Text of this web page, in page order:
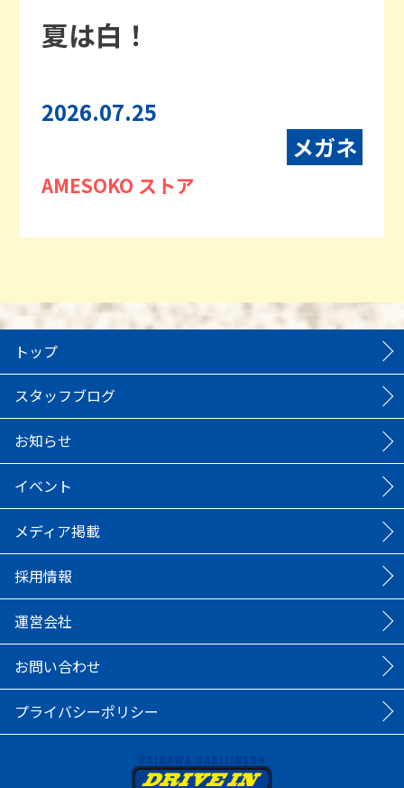
夏は白！
2026.07.25
メガネ
AMESOKO ストア
トップ
スタッフブログ
お知らせ
イベント
メディア掲載
採用情報
運営会社
お問い合わせ
プライバシーポリシー